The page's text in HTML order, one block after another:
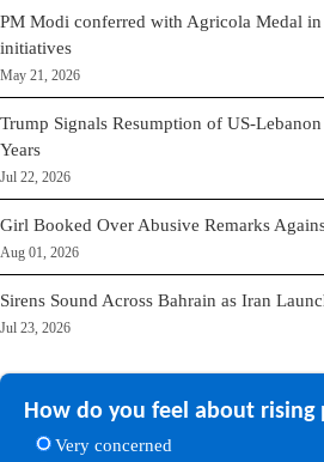
PM Modi conferred with Agricola Medal
initiatives
May 21, 2026
Trump Signals Resumption of US-
Years
Jul 22, 2026
Girl Booked Over Abusive Remarks
Aug 01, 2026
Sirens Sound Across Bahrain as Iran
Jul 23, 2026
How do you feel about rising
Very concerned